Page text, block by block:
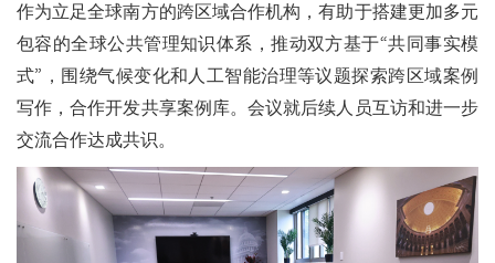
作为立足全球南方的跨区域合作机构，有助于搭建更加多元
包容的全球公共管理知识体系，推动双方基于“共同事实模
式”，围绕气候变化和人工智能治理等议题探索跨区域案例
写作，合作开发共享案例库。会议就后续人员互访和进一步
交流合作达成共识。